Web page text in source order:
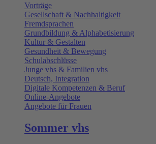
Vorträge
Gesellschaft & Nachhaltigkeit
Fremdsprachen
Grundbildung & Alphabetisierung
Kultur & Gestalten
Gesundheit & Bewegung
Schulabschlüsse
Junge vhs & Familien vhs
Deutsch, Integration
Digitale Kompetenzen & Beruf
Online-Angebote
Angebote für Frauen
Sommer vhs